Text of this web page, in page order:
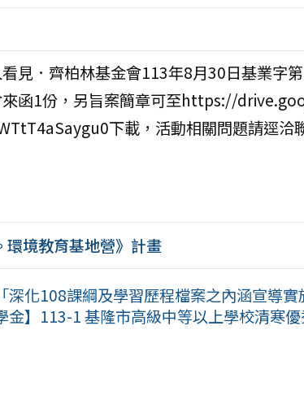
見．齊柏林基金會113年8月30日基業字
來函1份，另旨案簡章可至https://
下載，活動相關問題請逕洽
環境教育基地營》計畫
深化108課綱及學習歷程檔案之內涵宣導實
金】113-1 基隆市高級中等以上學校清寒